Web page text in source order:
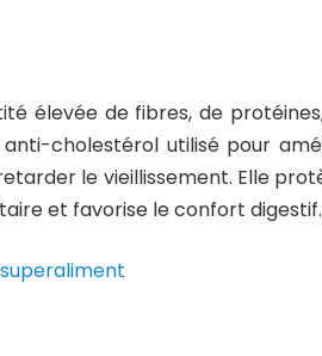
élevée de fibres, de
cholestérol utilisé pour
le vieillissement. Elle
et favorise le confort digestif.